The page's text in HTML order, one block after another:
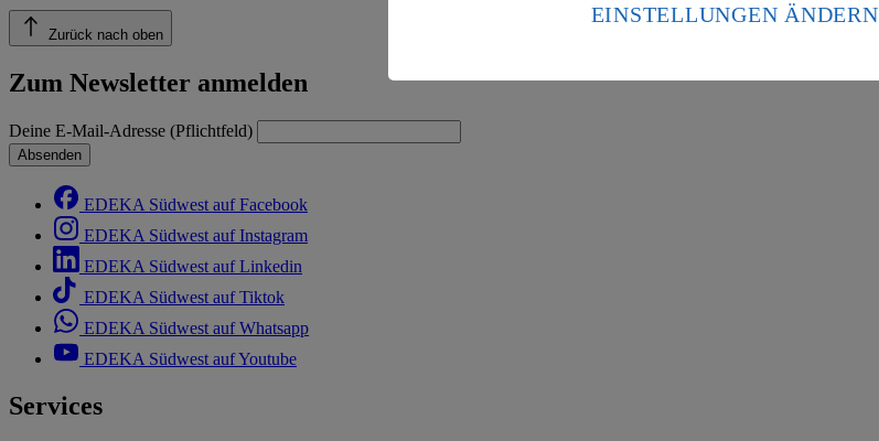
Zurück nach oben
Zum Newsletter anmelden
Deine E-Mail-Adresse (Pflichtfeld)
Absenden
EDEKA Südwest auf Facebook
EDEKA Südwest auf Instagram
EDEKA Südwest auf Linkedin
EDEKA Südwest auf Tiktok
EDEKA Südwest auf Whatsapp
EDEKA Südwest auf Youtube
Services
Risiko eines Zugriffs durch US-amerikanische Behörden.
EINSTELLUNGEN ÄNDERN